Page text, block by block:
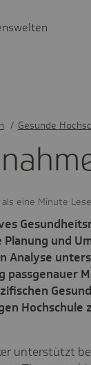
und
Analyse
passgenauer
Hochschule
eine Minute
/ Gesunde
unterstützt